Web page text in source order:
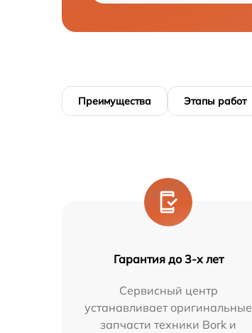
Преимущества Этапы работ
Гарантия до 3-х лет
Сервисный центр
устанавливает оригинальные
запчасти техники Bork и